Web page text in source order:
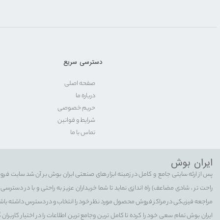
دسترسی سریع
صفحه اصلی
درباره ما
حریم خصوصی
شرایط و قوانین
تماس با ما
ایران بوش
پس از ارئه سایتی جامع و کامل در زمینه ابزار های صنعتی ایران بوش بر آن شد سایت
راحت تر ، شادی مضاعف) راه اندازی نماید تا شما خریداران عزیز به راحتی و با در
مراجعه فیزیکی در مراکز فروش محصول مورد نظر خود را انتخاب و در دسترس داشته
ایران بوش تمام سعی خود را کرده تا کامل ترین وجامع ترین اطلاعات را در اختیار